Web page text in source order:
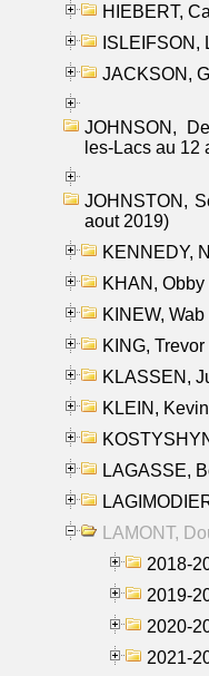
HIEBERT,
ISLEIFSON,
JACKSON,
JOHNSON,
les-Lacs au 12
JOHNSTON,
aout 2019)
KENNEDY,
KHAN,
KINEW,
KING,
KLASSEN,
KLEIN,
LAGASSE,
LAMONT,
2018-
2019-
2020-
2021-